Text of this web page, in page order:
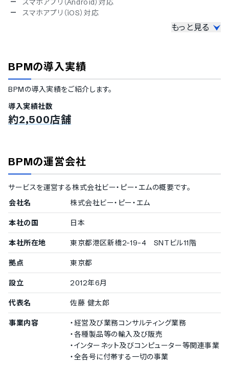
スマホアプリ（iOS）対応
冗長化
通信の暗号化
IP制限
二要素認証・二段階認証
シングルサインオン
対応言語
中国語
デンマーク語
オランダ語
フィンランド語
フランス語
イタリア語
韓国語
ノルウェー語
ポルトガル語
ロシア語
スペイン語
スウェーデン語
タイ語
アラビア語
インドネシア語
ブルガリア語
もっと見る
BPMの導入実績
BPMの導入実績をご紹介します。
導入実績社数
約2,500店舗
BPMの運営会社
サービスを運営する株式会社ビー・ピー・エムの概要です。
会社名
株式会社ビー・ピー・エム
本社の国 日本
本社所在地 東京都港区新橋2-19-4 SNTビル11階
拠点 東京都
設立 2012年6月
代表名 佐藤 健太郎
事業内容
・経営及び業務コンサルティング業務
・各種製品等の輸入及び販売
・インターネット及びコンピューター等関連事業
・全各号に付帯する一切の事業